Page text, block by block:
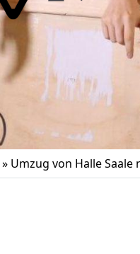
» Umzug von Halle